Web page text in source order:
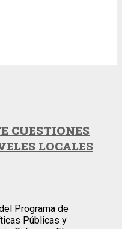
CUESTIONES
LOCALES
Programa de
Públicas y